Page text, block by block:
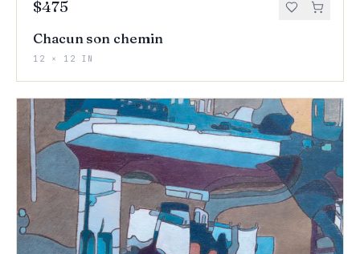
$475
Chacun son chemin
12 × 12 IN